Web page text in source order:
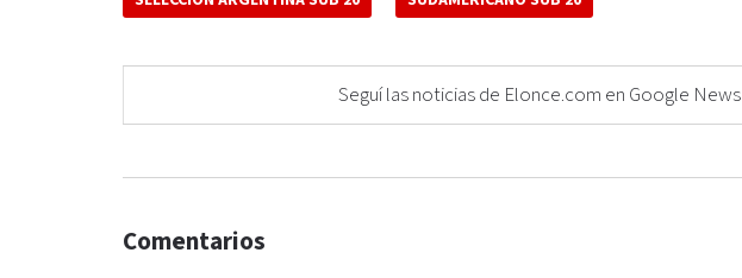
Seguí las noticias de Elonce.com en Google News
Comentarios